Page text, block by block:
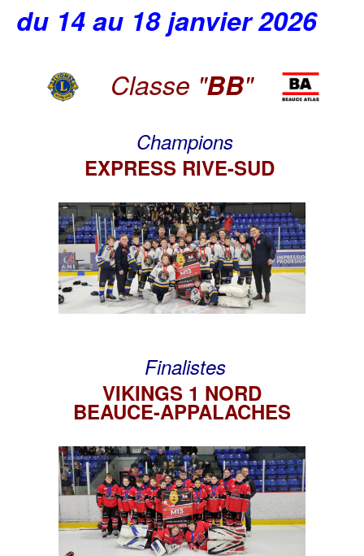
du 14 au 18 janvier 2026
Classe "BB"
Champions
EXPRESS RIVE-SUD
Finalistes
VIKINGS 1 NORD
BEAUCE-APPALACHES